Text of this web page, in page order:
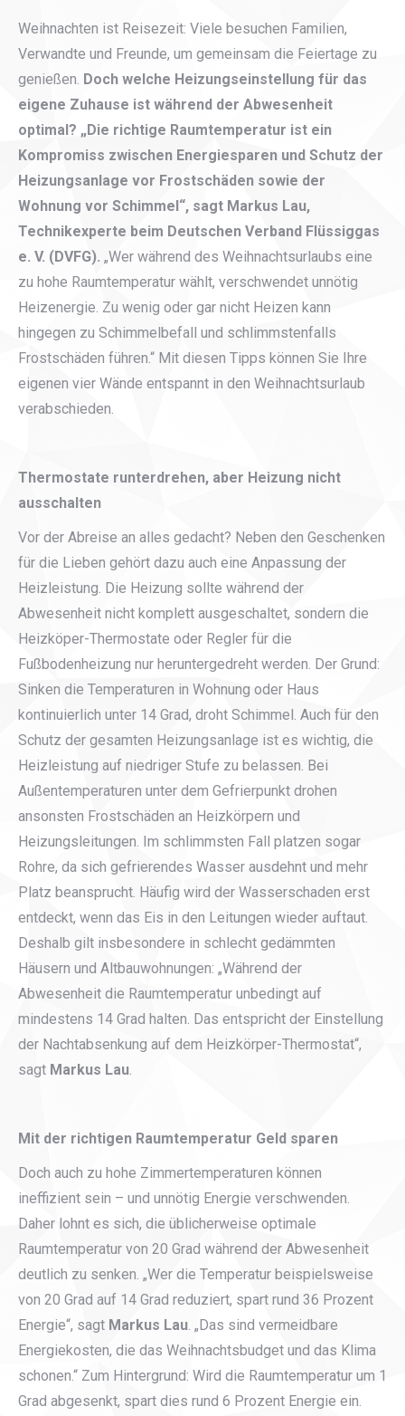
Weihnachten ist Reisezeit: Viele besuchen Familien,
Verwandte und Freunde, um gemeinsam die Feiertage zu
genießen. Doch welche Heizungseinstellung für das
eigene Zuhause ist während der Abwesenheit
optimal? „Die richtige Raumtemperatur ist ein
Kompromiss zwischen Energiesparen und Schutz der
Heizungsanlage vor Frostschäden sowie der
Wohnung vor Schimmel“, sagt Markus Lau,
Technikexperte beim Deutschen Verband Flüssiggas
e. V. (DVFG). „Wer während des Weihnachtsurlaubs eine
zu hohe Raumtemperatur wählt, verschwendet unnötig
Heizenergie. Zu wenig oder gar nicht Heizen kann
hingegen zu Schimmelbefall und schlimmstenfalls
Frostschäden führen.“ Mit diesen Tipps können Sie Ihre
eigenen vier Wände entspannt in den Weihnachtsurlaub
verabschieden.
Thermostate runterdrehen, aber Heizung nicht
ausschalten
Vor der Abreise an alles gedacht? Neben den Geschenken
für die Lieben gehört dazu auch eine Anpassung der
Heizleistung. Die Heizung sollte während der
Abwesenheit nicht komplett ausgeschaltet, sondern die
Heizköper-Thermostate oder Regler für die
Fußbodenheizung nur heruntergedreht werden. Der Grund:
Sinken die Temperaturen in Wohnung oder Haus
kontinuierlich unter 14 Grad, droht Schimmel. Auch für den
Schutz der gesamten Heizungsanlage ist es wichtig, die
Heizleistung auf niedriger Stufe zu belassen. Bei
Außentemperaturen unter dem Gefrierpunkt drohen
ansonsten Frostschäden an Heizkörpern und
Heizungsleitungen. Im schlimmsten Fall platzen sogar
Rohre, da sich gefrierendes Wasser ausdehnt und mehr
Platz beansprucht. Häufig wird der Wasserschaden erst
entdeckt, wenn das Eis in den Leitungen wieder auftaut.
Deshalb gilt insbesondere in schlecht gedämmten
Häusern und Altbauwohnungen: „Während der
Abwesenheit die Raumtemperatur unbedingt auf
mindestens 14 Grad halten. Das entspricht der Einstellung
der Nachtabsenkung auf dem Heizkörper-Thermostat“,
sagt Markus Lau.
Mit der richtigen Raumtemperatur Geld sparen
Doch auch zu hohe Zimmertemperaturen können
ineffizient sein – und unnötig Energie verschwenden.
Daher lohnt es sich, die üblicherweise optimale
Raumtemperatur von 20 Grad während der Abwesenheit
deutlich zu senken. „Wer die Temperatur beispielsweise
von 20 Grad auf 14 Grad reduziert, spart rund 36 Prozent
Energie“, sagt Markus Lau. „Das sind vermeidbare
Energiekosten, die das Weihnachtsbudget und das Klima
schonen.“ Zum Hintergrund: Wird die Raumtemperatur um 1
Grad abgesenkt, spart dies rund 6 Prozent Energie ein.